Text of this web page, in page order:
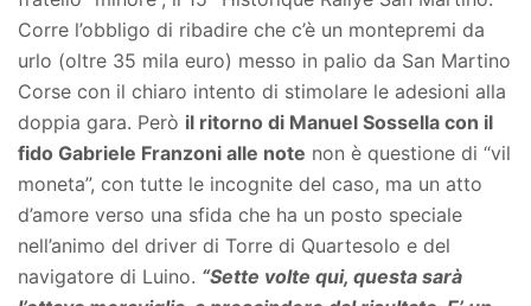
Corre l’obbligo di ribadire che c’è un montepremi da
urlo (oltre 35 mila euro) messo in palio da San Martino
Corse con il chiaro intento di stimolare le adesioni alla
doppia gara. Però il ritorno di Manuel Sossella con il
fido Gabriele Franzoni alle note non è questione di “vil
moneta”, con tutte le incognite del caso, ma un atto
d’amore verso una sfida che ha un posto speciale
nell’animo del driver di Torre di Quartesolo e del
navigatore di Luino. “Sette volte qui, questa sarà